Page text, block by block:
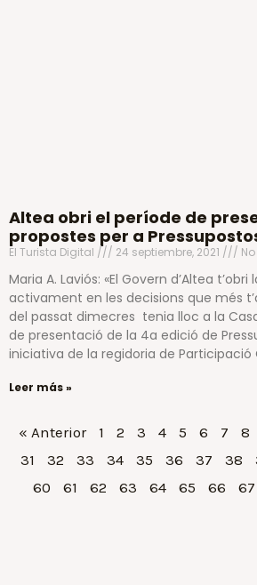
Altea obri el període de
propostes per a
El Turista Digital 24 septiembre, 2021
Maria A. Laviós: «El Govern d’Altea
activament en les decisions que més
del passat dimecres tenia lloc a la
de presentació de la 4a edició de
iniciativa de la regidoria de Participació
Leer más »
« Anterior 1 2 3 4 5 6 7 8
31
32 33 34 35 36 37 38
60
61 62 63 64 65 66 67